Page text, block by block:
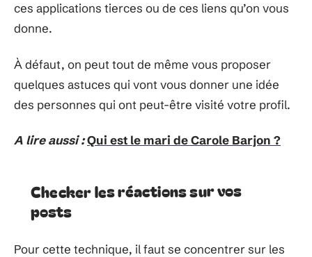
ces applications tierces ou de ces liens qu’on vous
donne.
À défaut, on peut tout de même vous proposer
quelques astuces qui vont vous donner une idée
des personnes qui ont peut-être visité votre profil.
A lire aussi :Qui est le mari de Carole Barjon ?
Checker les réactions sur vos
posts
Pour cette technique, il faut se concentrer sur les